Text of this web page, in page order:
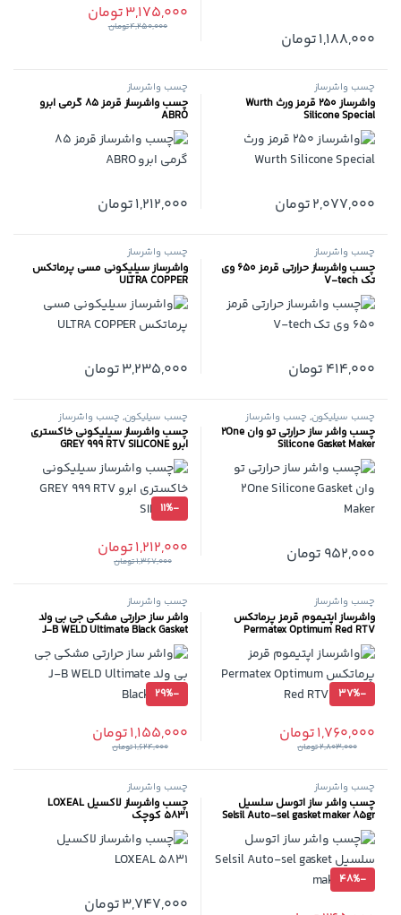
1,188,000تومان
3,175,000تومان
4,250,000تومان
چسب واشرساز
واشرساز 250 قرمز ورث Wurth
Silicone Special
2,077,000تومان
چسب واشرساز
چسب واشرساز قرمز 85 گرمی ابرو
ABRO
1,212,000تومان
چسب واشرساز
چسب واشرساز حرارتی قرمز 650 وی
تک V-tech
414,000 تومان
چسب واشرساز
واشرساز سیلیکونی مسی پرماتکس
ULTRA COPPER
3,235,000تومان
چسب سیلیکون, چسب واشرساز
چسب واشر ساز حرارتی تو وان 2One
Silicone Gasket Maker
952,000 تومان
چسب سیلیکون, چسب واشرساز
چسب واشرساز سیلیکونی خاکستری
ابرو GREY 999 RTV SILICONE
-
11%
1,212,000تومان
1,367,000تومان
چسب واشرساز
واشرساز اپتیموم قرمز پرماتکس
Permatex Optimum Red RTV
Silicone
-
37%
1,760,000تومان
2,803,000تومان
چسب واشرساز
واشر ساز حرارتی مشکی جی بی ولد
J-B WELD Ultimate Black Gasket
-
29%
1,155,000تومان
1,624,000تومان
چسب واشرساز
چسب واشر ساز اتوسل سلسیل
Selsil Auto-sel gasket maker 85gr
-
48%
چسب واشرساز
چسب واشرساز لاکسیل LOXEAL
5831 کوچک
3,747,000تومان